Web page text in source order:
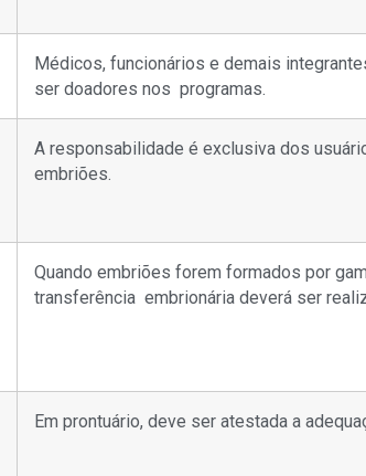
Médicos, funcionários e demais
ser doadores nos programas.
A responsabilidade é exclusiva dos
embriões.
Quando embriões forem formados por
transferência embrionária deverá ser
Em prontuário, deve ser atestada a